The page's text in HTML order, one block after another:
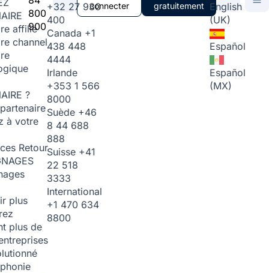
affilié
channel
?
à votre
Retour
plus
plus de
800
900
+32 27 930
400
Canada +1
438 448
4444
Irlande
+353 1 566
8000
Suède +46
8 44 688
888
Suisse +41
22 518
3333
International
+1 470 634
8800
connecter
gratuitement
English
(UK)
Español
Español
(MX)